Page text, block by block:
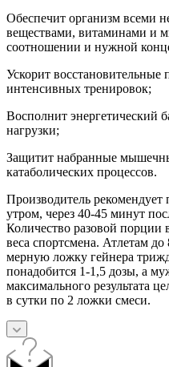
Обеспечит организм всеми
веществами, витаминами и
соотношении и нужной
Ускорит
интенсивных тренировок;
Восполнит энергетический
нагрузки;
Защитит набранные
катаболических процессов.
Производитель рекомендует
утром, через 40-45 минут
Количество разовой порции
веса спортсмена. Атлетам до
мерную ложку гейнера
понадобится 1-1,5 дозы, а
максимального результата
в сутки по 2 ложки смеси.